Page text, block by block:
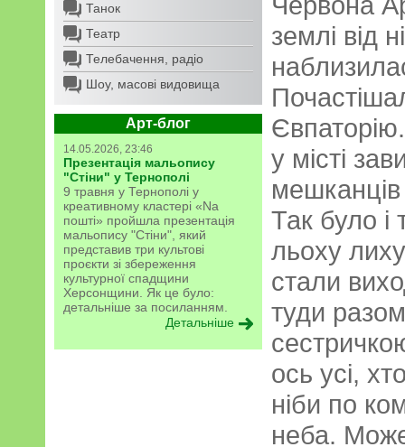
Танок
Театр
Телебачення, радіо
Шоу, масові видовища
Арт-блог
14.05.2026, 23:46
Презентація мальопису
"Стіни" у Тернополі
9 травня у Тернополі у
креативному кластері «Na
пошті» пройшла презентація
мальопису "Стіни", який
представив три культові
проєкти зі збереження
культурної спадщини
Херсонщини. Як це було:
детальніше за посиланням.
Детальніше
землі від
у місті
Так було і
льоху
стали
туди
ось усі,
ніби по
неба.